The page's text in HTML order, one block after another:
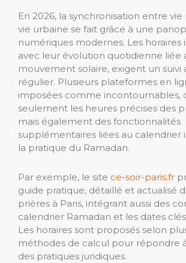
En 2026, la synchronisation entre
vie urbaine se fait grâce à une
numériques modernes. Les horaires
avec leur évolution quotidienne liée
mouvement solaire, exigent un
régulier. Plusieurs plateformes en
imposées comme incontournables,
seulement les heures précises des
mais également des fonctionnalités
supplémentaires liées au calendrier
la pratique du Ramadan.
Par exemple, le site ce-soir-paris.fr
guide pratique, détaillé et actualisé
prières à Paris, intégrant aussi des
calendrier Ramadan et les dates
Les horaires sont proposés selon
méthodes de calcul pour répondre
des pratiques juridiques.